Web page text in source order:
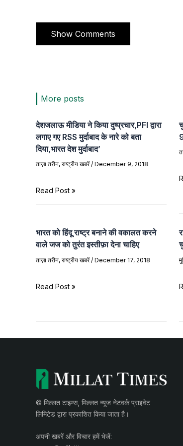
Show Comments
More posts
देशजलाऊ मीडिया ने किया दुष्प्रचार,PFI द्वारा
लगाए गए RSS मुर्दाबाद के नारे को बता
दिया,भारत देश मुर्दाबाद’
ताज़ा तरीन, राष्ट्रीय खबरें/ December 9, 2018
Read Post »
भारत को हिंदू राष्ट्र बनाने की वकालत करने
वाले जज को तुरंत इस्तीफ़ा देना चाहिए
ताज़ा तरीन, राष्ट्रीय खबरें/ December 17, 2018
Read Post »
© मिल्लत टाइम्स, मिल्लत न्यूज नेटवर्क प्राइवेट
लिमिटेड द्वारा प्रकाशित किया जाता है।
अपनी खबरें और विचार हमें भेजें: